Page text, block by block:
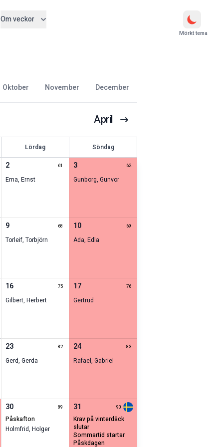
Om veckor
Mörkt tema
oktober november december
April
Lördag Söndag
2 61
Erna, Ernst
3 62
Gunborg,Gunvor
9 68
Torleif, Torbjörn
10 69
Ada,Edla
16 75
Gilbert, Herbert
17 76
Gertrud
23 82
Gerd, Gerda
24 83
Rafael,Gabriel
30 89
påskafton
Holmfrid, Holger
31 90
krav på vinterdäck
slutar
sommartid startar
påskdagen